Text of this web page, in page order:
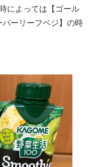
によっては【ゴール
パーリーフベジ】の時